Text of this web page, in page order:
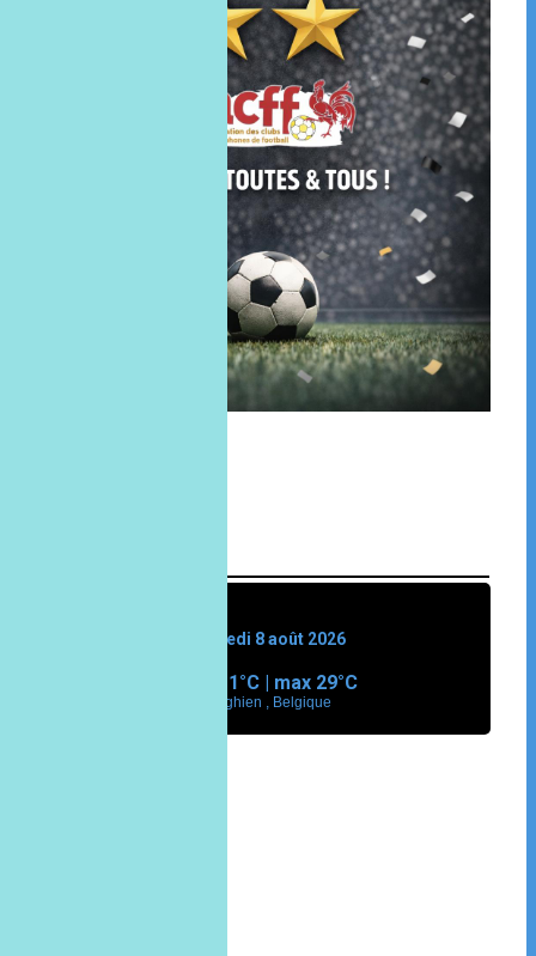
samedi 8 août 2026
11°C | max 29°C
Enghien , Belgique